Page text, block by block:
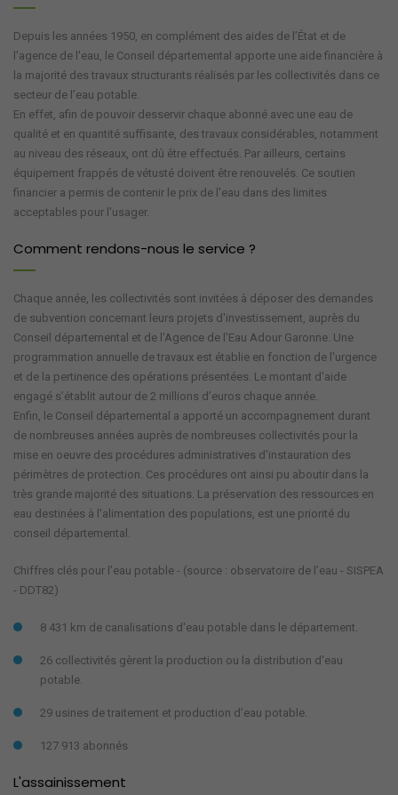
Depuis les années 1950, en complément des aides de l’État et de
l'agence de l'eau, le Conseil départemental apporte une aide financière à
la majorité des travaux structurants réalisés par les collectivités dans ce
secteur de l’eau potable.
En effet, afin de pouvoir desservir chaque abonné avec une eau de
qualité et en quantité suffisante, des travaux considérables, notamment
au niveau des réseaux, ont dû être effectués. Par ailleurs, certains
équipement frappés de vétusté doivent être renouvelés. Ce soutien
financier a permis de contenir le prix de l'eau dans des limites
acceptables pour l'usager.
Comment rendons-nous le service ?
Chaque année, les collectivités sont invitées à déposer des demandes
de subvention concernant leurs projets d'investissement, auprès du
Conseil départemental et de l'Agence de l'Eau Adour Garonne. Une
programmation annuelle de travaux est établie en fonction de l'urgence
et de la pertinence des opérations présentées. Le montant d'aide
engagé s’établit autour de 2 millions d’euros chaque année.
Enfin, le Conseil départemental a apporté un accompagnement durant
de nombreuses années auprès de nombreuses collectivités pour la
mise en oeuvre des procédures administratives d'instauration des
périmètres de protection. Ces procédures ont ainsi pu aboutir dans la
très grande majorité des situations. La préservation des ressources en
eau destinées à l'alimentation des populations, est une priorité du
conseil départemental.
Chiffres clés pour l’eau potable - (source : observatoire de l’eau - SISPEA
- DDT82)
8 431 km de canalisations d'eau potable dans le département.
26 collectivités gèrent la production ou la distribution d'eau
potable.
29 usines de traitement et production d’eau potable.
127 913 abonnés
L'assainissement